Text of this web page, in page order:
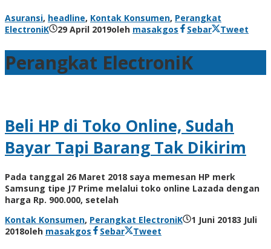
Asuransi, headline, Kontak Konsumen, Perangkat
ElectroniK
29 April 2019oleh masakgos Sebar Tweet
Perangkat ElectroniK
Beli HP di Toko Online, Sudah
Bayar Tapi Barang Tak Dikirim
Pada tanggal 26 Maret 2018 saya memesan HP merk
Samsung tipe J7 Prime melalui toko online Lazada dengan
harga Rp. 900.000, setelah
Kontak Konsumen, Perangkat ElectroniK 1 Juni 20183 Juli
2018oleh masakgos Sebar Tweet